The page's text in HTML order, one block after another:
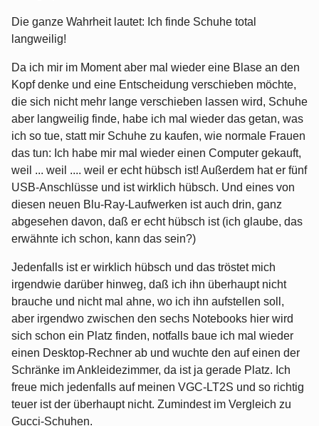
Die ganze Wahrheit lautet: Ich finde Schuhe total
langweilig!
Da ich mir im Moment aber mal wieder eine Blase an den
Kopf denke und eine Entscheidung verschieben möchte,
die sich nicht mehr lange verschieben lassen wird, Schuhe
aber langweilig finde, habe ich mal wieder das getan, was
ich so tue, statt mir Schuhe zu kaufen, wie normale Frauen
das tun: Ich habe mir mal wieder einen Computer gekauft,
weil ... weil .... weil er echt hübsch ist! Außerdem hat er fünf
USB-Anschlüsse und ist wirklich hübsch. Und eines von
diesen neuen Blu-Ray-Laufwerken ist auch drin, ganz
abgesehen davon, daß er echt hübsch ist (ich glaube, das
erwähnte ich schon, kann das sein?)
Jedenfalls ist er wirklich hübsch und das tröstet mich
irgendwie darüber hinweg, daß ich ihn überhaupt nicht
brauche und nicht mal ahne, wo ich ihn aufstellen soll,
aber irgendwo zwischen den sechs Notebooks hier wird
sich schon ein Platz finden, notfalls baue ich mal wieder
einen Desktop-Rechner ab und wuchte den auf einen der
Schränke im Ankleidezimmer, da ist ja gerade Platz. Ich
freue mich jedenfalls auf meinen VGC-LT2S und so richtig
teuer ist der überhaupt nicht. Zumindest im Vergleich zu
Gucci-Schuhen.